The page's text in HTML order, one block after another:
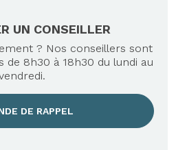
UN CONSEILLER
? Nos conseillers sont
de 8h30 à 18h30 du lundi au
DE RAPPEL